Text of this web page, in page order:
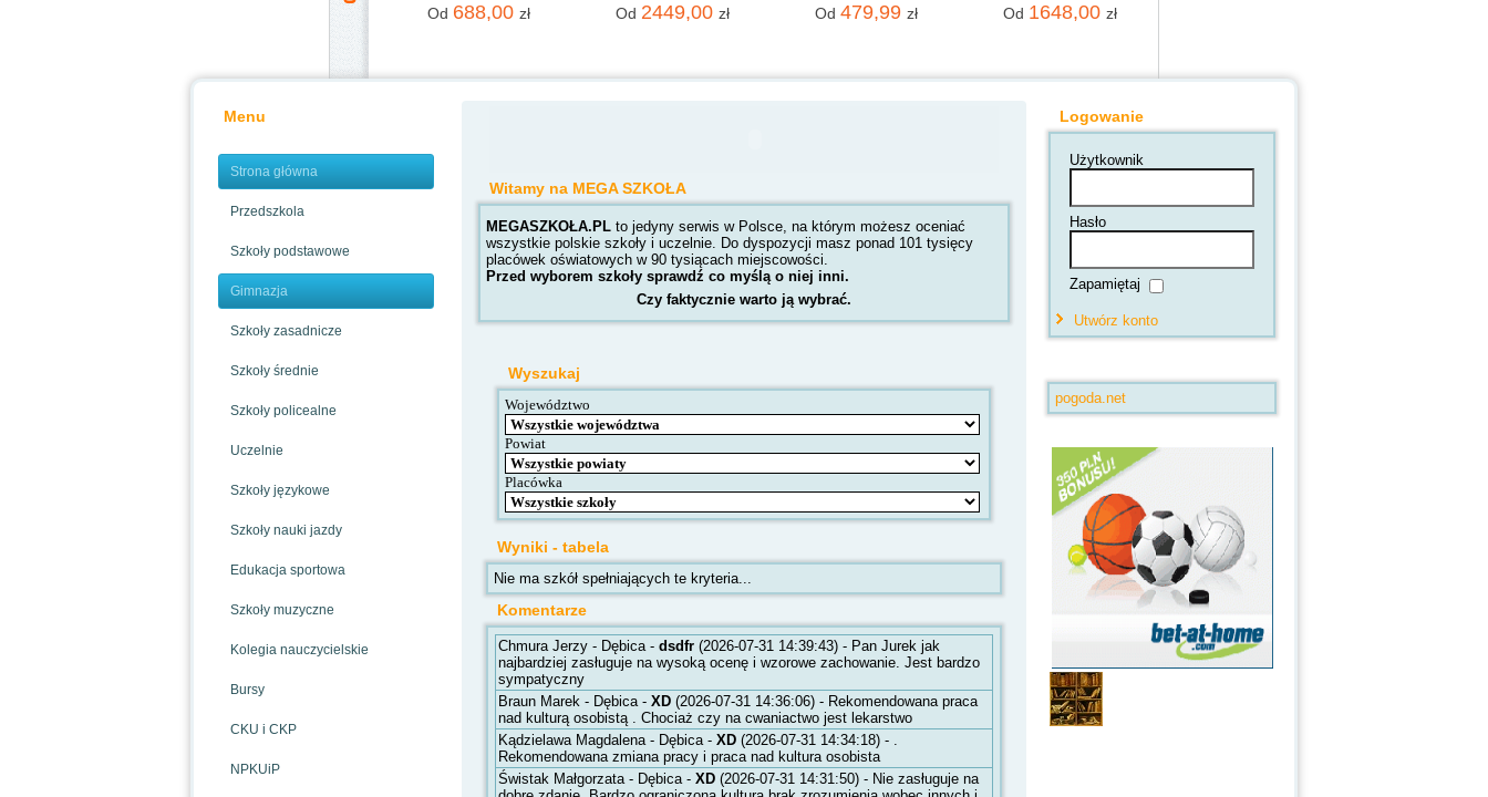
Od 688,00 zł
Od 2449,00 zł
Od 479,99 zł
Od 1648,00 zł
Menu
Strona główna
Przedszkola
Szkoły podstawowe
Gimnazja
Szkoły zasadnicze
Szkoły średnie
Szkoły policealne
Uczelnie
Szkoły językowe
Szkoły nauki jazdy
Edukacja sportowa
Szkoły muzyczne
Kolegia nauczycielskie
Bursy
CKU i CKP
NPKUiP
Witamy na MEGA SZKOŁA
MEGASZKOŁA.PL to jedyny serwis w Polsce, na którym możesz oceniać
wszystkie polskie szkoły i uczelnie. Do dyspozycji masz ponad 101 tysięcy
placówek oświatowych w 90 tysiącach miejscowości.
Przed wyborem szkoły sprawdź co myślą o niej inni.
Czy faktycznie warto ją wybrać.
Wyszukaj
Województwo
Powiat
Placówka
Wyniki - tabela
Nie ma szkół spełniających te kryteria...
Komentarze
Chmura Jerzy - Dębica - dsdfr (2026-07-31 14:39:43) - Pan Jurek jak
najbardziej zasługuje na wysoką ocenę i wzorowe zachowanie. Jest bardzo
sympatyczny
Braun Marek - Dębica - XD (2026-07-31 14:36:06) - Rekomendowana praca
nad kulturą osobistą . Chociaż czy na cwaniactwo jest lekarstwo
Kądzielawa Magdalena - Dębica - XD (2026-07-31 14:34:18) - .
Rekomendowana zmiana pracy i praca nad kultura osobista
Świstak Małgorzata - Dębica - XD (2026-07-31 14:31:50) - Nie zasługuje na
Logowanie
Użytkownik
Hasło
Zapamiętaj
Utwórz konto
pogoda.net